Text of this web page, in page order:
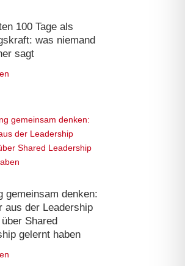
100 Tage als
was niemand
sagt
gemeinsam denken:
aus der Leadership
Shared
gelernt haben